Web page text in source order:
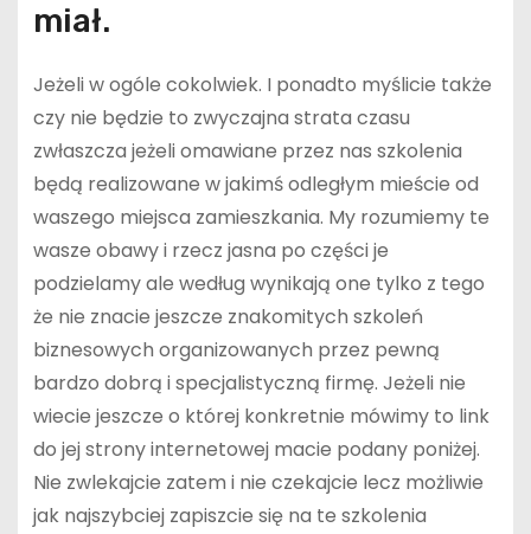
miał.
Jeżeli w ogóle cokolwiek. I ponadto myślicie także
czy nie będzie to zwyczajna strata czasu
zwłaszcza jeżeli omawiane przez nas szkolenia
będą realizowane w jakimś odległym mieście od
waszego miejsca zamieszkania. My rozumiemy te
wasze obawy i rzecz jasna po części je
podzielamy ale według wynikają one tylko z tego
że nie znacie jeszcze znakomitych szkoleń
biznesowych organizowanych przez pewną
bardzo dobrą i specjalistyczną firmę. Jeżeli nie
wiecie jeszcze o której konkretnie mówimy to link
do jej strony internetowej macie podany poniżej.
Nie zwlekajcie zatem i nie czekajcie lecz możliwie
jak najszybciej zapiszcie się na te szkolenia